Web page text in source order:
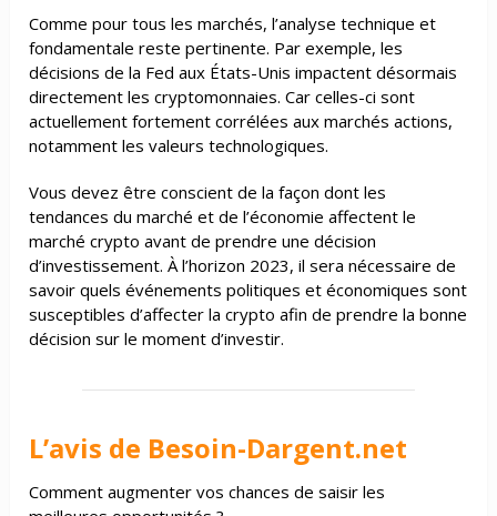
Comme pour tous les marchés, l’analyse technique et
fondamentale reste pertinente. Par exemple, les
décisions de la Fed aux États-Unis impactent désormais
directement les cryptomonnaies. Car celles-ci sont
actuellement fortement corrélées aux marchés actions,
notamment les valeurs technologiques.
Vous devez être conscient de la façon dont les
tendances du marché et de l’économie affectent le
marché crypto avant de prendre une décision
d’investissement. À l’horizon 2023, il sera nécessaire de
savoir quels événements politiques et économiques sont
susceptibles d’affecter la crypto afin de prendre la bonne
décision sur le moment d’investir.
L’avis de Besoin-Dargent.net
Comment augmenter vos chances de saisir les